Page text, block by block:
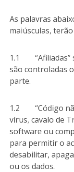
As palavras
maiúsculas,
1.1 “Afiliadas”
são controladas
parte.
1.2 “Código
vírus, cavalo de
software ou
para permitir o
desabilitar,
ou os dados.